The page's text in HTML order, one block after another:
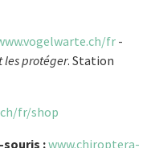
fr -
les protéger. Station
fr/shop
:www.chiroptera-